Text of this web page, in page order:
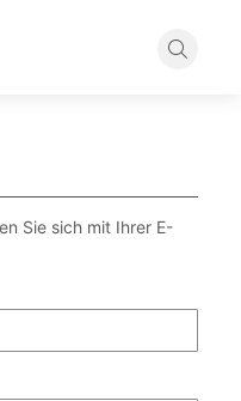
Suche
Sie sich mit Ihrer E-